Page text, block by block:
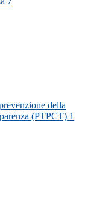
della
(PTPCT) 1